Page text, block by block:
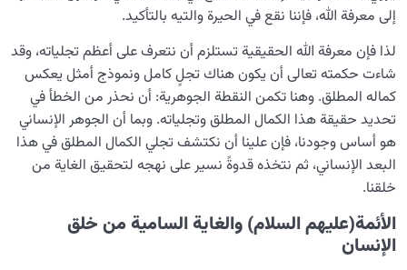
إلى معرفة الله، فإننا نقع في الحيرة والتيه بالتأكيد.
لذا فإن معرفة الله الحقيقية تستلزم أن نتعرف على أعظم تجلياته، وقد
شاءت حكمته تعالى أن يكون هناك تجلٍ كامل ونموذج أمثل يعكس
كماله المطلق. وهنا تكمن النقطة الجوهرية: أن نحذر من الخطأ في
تحديد حقيقة هذا الكمال المطلق وتجلياته. وبما أن الجوهر الإنساني
هو أساس وجودنا، فإن علينا أن نكتشف تجلي الكمال المطلق في هذا
البعد الإنساني، ثم نتخذه قدوةً نسير على نهجه لتحقيق الغاية من
خلقنا.
الأئمة(عليهم السلام) والغاية السامية من خلق
الإنسان